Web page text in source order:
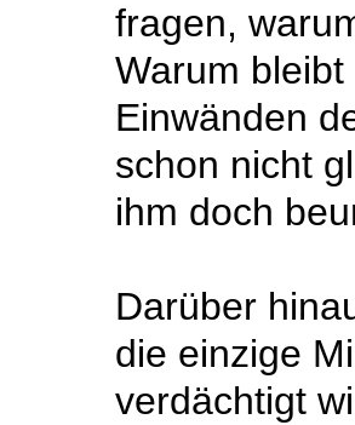
fragen,
Warum
Einwänden
schon nicht
ihm doch
Darüber
die einzige
verdächtigt